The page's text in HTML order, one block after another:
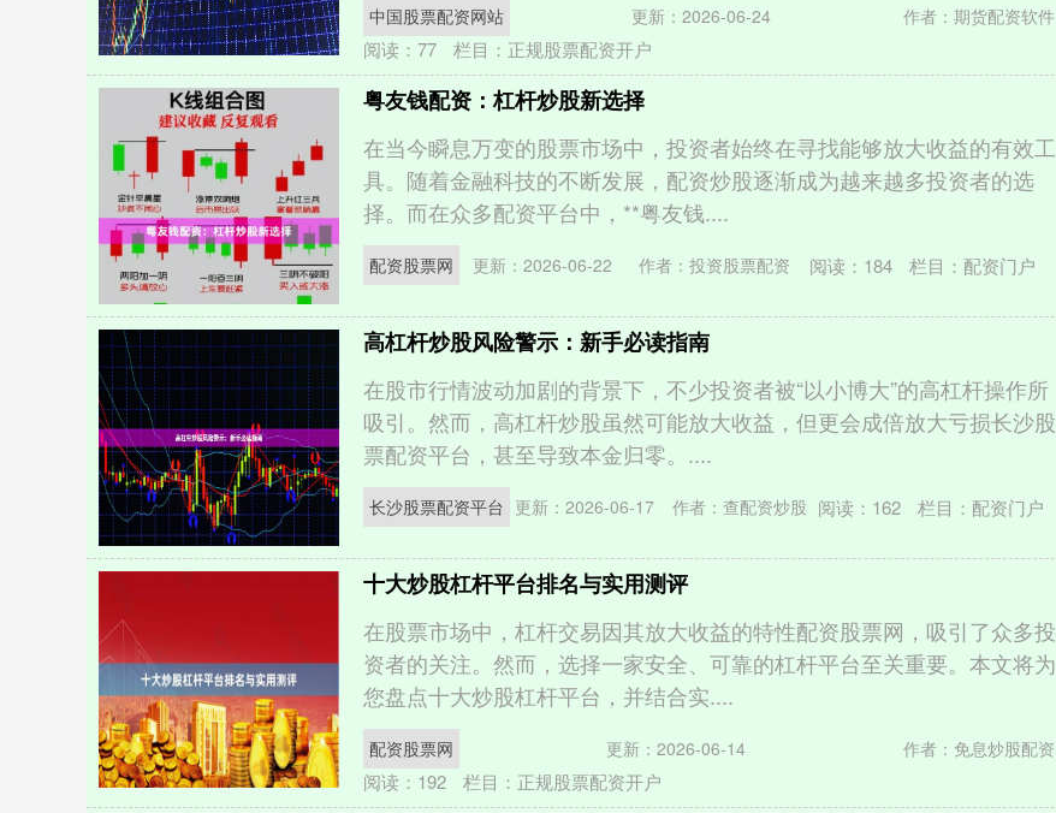
中国股票配资网站 更新：2026-06-24 作者：期货配资软件
阅读： 77 栏目： 正规股票配资开户
粤友钱配资：杠杆炒股新选择
在当今瞬息万变的股票市场中，投资者始终在寻找能够放大收益的有效工
具。随着金融科技的不断发展，配资炒股逐渐成为越来越多投资者的选
择。而在众多配资平台中，**粤友钱....
配资股票网 更新：2026-06-22 作者：投资股票配资 阅读： 184 栏目： 配资门户
高杠杆炒股风险警示：新手必读指南
在股市行情波动加剧的背景下，不少投资者被“以小博大”的高杠杆操作所
吸引。然而，高杠杆炒股虽然可能放大收益，但更会成倍放大亏损长沙股
票配资平台，甚至导致本金归零。....
长沙股票配资平台 更新：2026-06-17 作者：查配资炒股 阅读： 162 栏目： 配资门户
十大炒股杠杆平台排名与实用测评
在股票市场中，杠杆交易因其放大收益的特性配资股票网，吸引了众多投
资者的关注。然而，选择一家安全、可靠的杠杆平台至关重要。本文将为
您盘点十大炒股杠杆平台，并结合实....
配资股票网 更新：2026-06-14 作者：免息炒股配资
阅读： 192 栏目： 正规股票配资开户